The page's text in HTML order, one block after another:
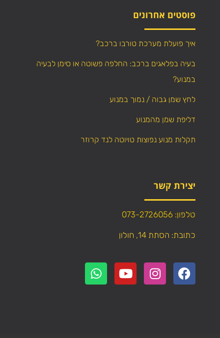
פוסטים אחרונים
איך פועלת מערכת טורבו ברכב?
בעיה בפלאגים ברכב: החלפה פשוטה או סימן לבעיה
במנוע?
לחץ שמן גבוה / נמוך במנוע
דליפת שמן מהמנוע
תקלות מנוע נפוצות טויוטה לנד קרוזר
יצירת קשר
טלפון: 073-2726056
כתובת: הסתת 14, חולון